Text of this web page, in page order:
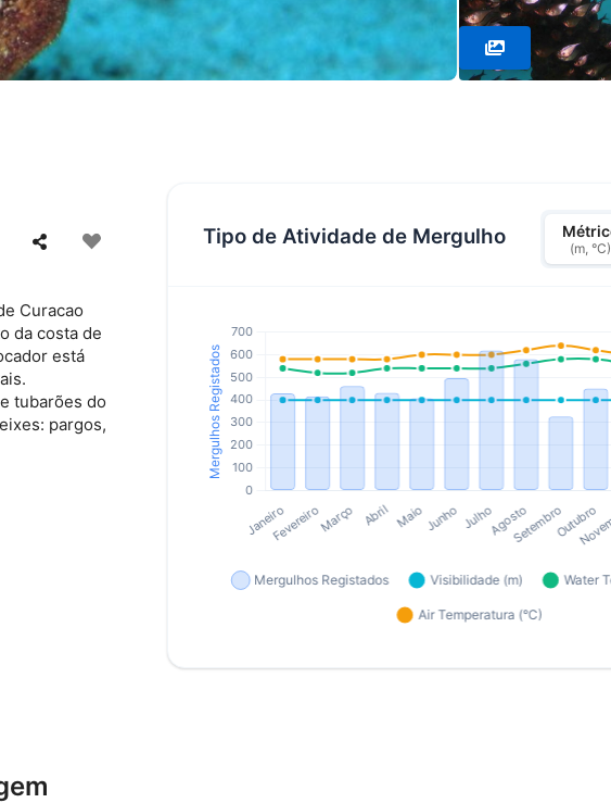
Curacao
da costa de
está
tubarões do
pargos,
Tipo de Atividade de Mergulho (m, °C)